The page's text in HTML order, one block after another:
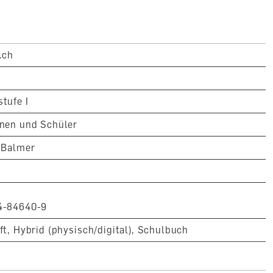
Vier Cahiers für die 7. und 8. Klasse und ein
führen auf das Niveau A2.2.
Sechs Cahiers für alle drei Schuljahre
bis B1.2.
Cahier erhalten die Schülerinnen und Schüler Zugang
ça 7–9»
sowie alphabetische Listen des Lernwortschatzes
I
und Schüler
84640-9
Hybrid (physisch/digital), Schulbuch